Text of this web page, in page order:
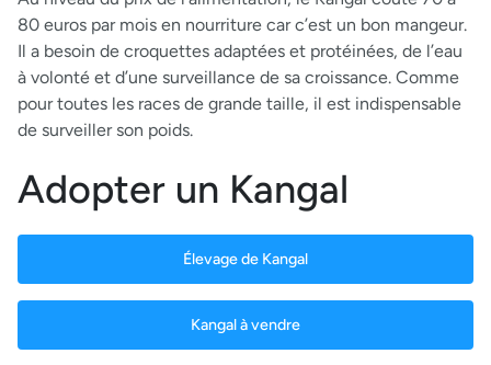
80 euros par mois en nourriture car c’est un bon mangeur.
Il a besoin de croquettes adaptées et protéinées, de l’eau
à volonté et d’une surveillance de sa croissance. Comme
pour toutes les races de grande taille, il est indispensable
de surveiller son poids.
Adopter un Kangal
Élevage de Kangal
Kangal à vendre